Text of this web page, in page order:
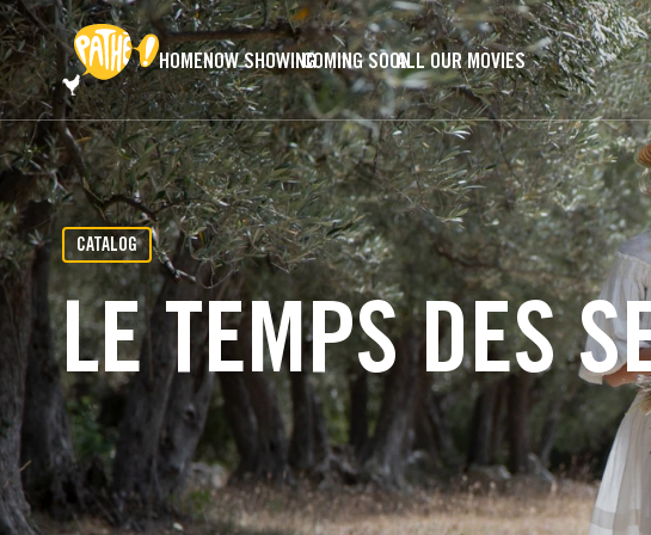
SKIP TO MAIN CONTENT
HOMENOW SHOWINGCOMING SOONALL OUR MOVIES
CATALOG
LE TEMPS DES